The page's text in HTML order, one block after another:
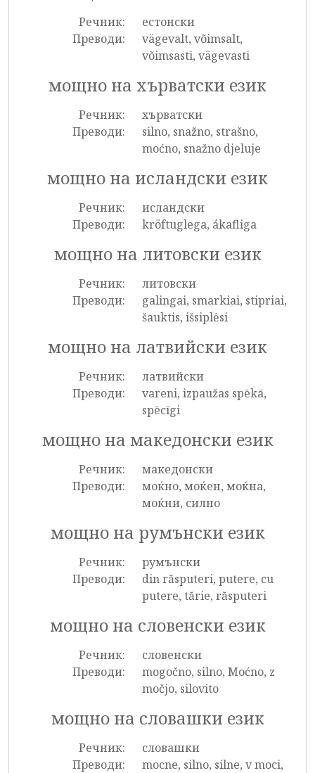
Речник:
естонски
Преводи:
vägevalt, võimsalt,
võimsasti, vägevasti
мощно на хърватски език
Речник:
хърватски
Преводи:
silno, snažno, strašno,
moćno, snažno djeluje
мощно на исландски език
Речник:
исландски
Преводи:
kröftuglega, ákafliga
мощно на литовски език
Речник:
литовски
Преводи:
galingai, smarkiai, stipriai,
šauktis, išsiplėsi
мощно на латвийски език
Речник:
латвийски
Преводи:
vareni, izpaužas spēkā,
spēcīgi
мощно на македонски език
Речник:
македонски
Преводи:
моќно, моќен, моќна,
моќни, силно
мощно на румънски език
Речник:
румънски
Преводи:
din răsputeri, putere, cu
putere, tărie, răsputeri
мощно на словенски език
Речник:
словенски
Преводи:
mogočno, silno, Moćno, z
močjo, silovito
мощно на словашки език
Речник:
словашки
Преводи:
mocne, silno, silne, v moci,